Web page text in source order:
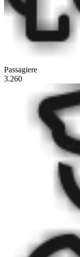
Passagiere
3.260